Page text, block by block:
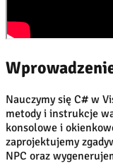
Nauczymy się C# w
metody i instrukcje
konsolowe i
zaprojektujemy
NPC oraz